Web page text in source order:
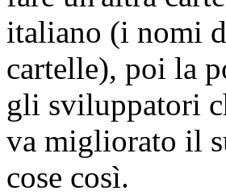
italiano (i nomi
cartelle), poi la
gli sviluppatori
va migliorato il
cose così.